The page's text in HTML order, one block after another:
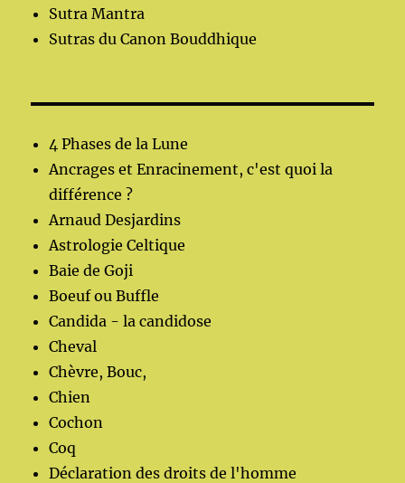
Sutra Mantra
Sutras du Canon Bouddhique
4 Phases de la Lune
Ancrages et Enracinement, c'est quoi la
différence ?
Arnaud Desjardins
Astrologie Celtique
Baie de Goji
Boeuf ou Buffle
Candida - la candidose
Cheval
Chèvre, Bouc,
Chien
Cochon
Coq
Déclaration des droits de l'homme